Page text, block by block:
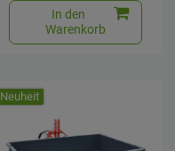
In den
Warenkorb
Neuheit